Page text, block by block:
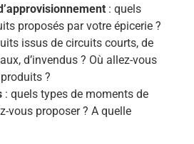
: quels
proposés par votre épicerie ?
issus de circuits courts, de
d’invendus ? Où allez-vous
?
: quels types de moments de
vous proposer ? A quelle